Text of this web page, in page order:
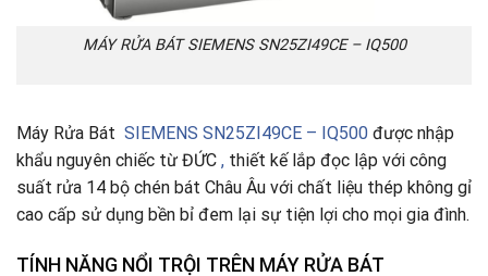
MÁY RỬA BÁT SIEMENS SN25ZI49CE – IQ500
Máy Rửa Bát SIEMENS SN25ZI49CE – IQ500 được nhập
khẩu nguyên chiếc từ ĐỨC , thiết kế lắp đọc lập với công
suất rửa 14 bộ chén bát Châu Âu với chất liệu thép không gỉ
cao cấp sử dụng bền bỉ đem lại sự tiện lợi cho mọi gia đình.
TÍNH NĂNG NỔI TRỘI TRÊN MÁY RỬA BÁT